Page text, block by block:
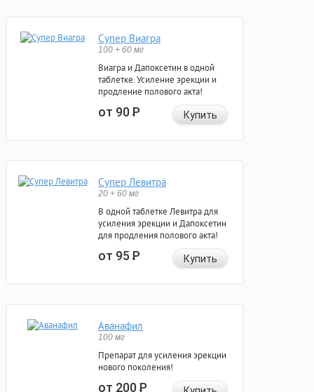
Супер Виагра
100 + 60 мг
Виагра и Дапоксетин в одной
таблетке. Усиление эрекции и
продление полового акта!
от 90Р Купить
Супер Левитра
20 + 60 мг
В одной таблетке Левитра для
усиления эрекции и Дапоксетин
для продления полового акта!
от 95Р Купить
Аванафил
100 мг
Препарат для усиления эрекции
нового поколения!
от 200Р